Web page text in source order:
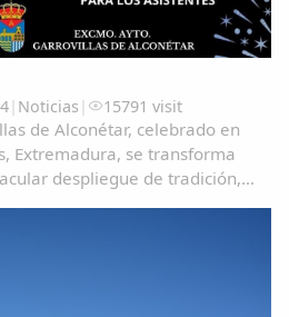
| Noticias | 15791 visit
de Alconétar, celebrado en
Extremadura, se transforma
despliegue de tradición,
en Facebook
en Twitter